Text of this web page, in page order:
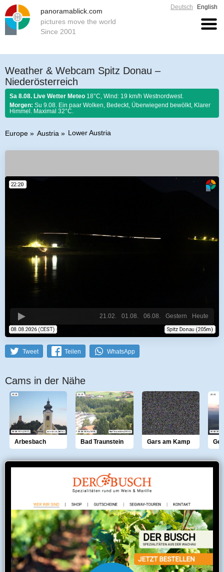
panoramablick.com
pictures move the world
Since 2001
Deutsch English
Weather & Webcam Spitz Donau –
Niederösterreich
Sa 8.08. Live Wetter Meteo 18°C, Wind: 19 km/h Westnordwest.
Morgen: Su 9.08. Ein paar Wolken, Bedeckt, Überwiegend bewölkt, Klarer
Himmel. Maximal 32°C.
Europe Austria Lower Austria
Heute
Gestern
06.08.
01.08.
21.02.
Tweet Teilen WhatsApp
Cams in der Nähe
Arbesbach Bad Traunstein Gars am Kamp